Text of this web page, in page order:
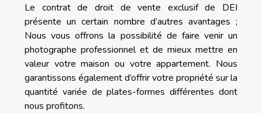
Le contrat de droit de vente exclusif de DEI
présente un certain nombre d’autres avantages ;
Nous vous offrons la possibilité de faire venir un
photographe professionnel et de mieux mettre en
valeur votre maison ou votre appartement. Nous
garantissons également d’offrir votre propriété sur la
quantité variée de plates-formes différentes dont
nous profitons.